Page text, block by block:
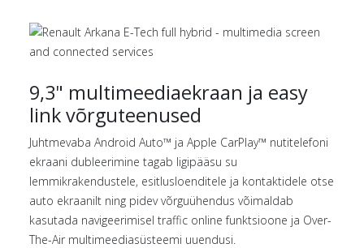
9,3" multimeediaekraan ja easy
link võrguteenused
Juhtmevaba Android Auto™ ja Apple CarPlay™ nutitelefoni
ekraani dubleerimine tagab ligipääsu su
lemmikrakendustele, esitlusloenditele ja kontaktidele otse
auto ekraanilt ning pidev võrguühendus võimaldab
kasutada navigeerimisel traffic online funktsioone ja Over-
The-Air multimeediasüsteemi uuendusi.